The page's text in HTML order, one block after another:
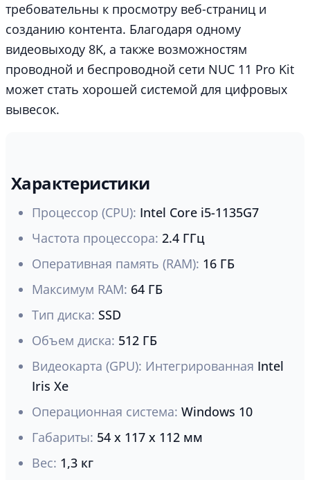
требовательны к просмотру веб-страниц и
созданию контента. Благодаря одному
видеовыходу 8K, а также возможностям
проводной и беспроводной сети NUC 11 Pro Kit
может стать хорошей системой для цифровых
вывесок.
Характеристики
Процессор (CPU): Intel Core i5-1135G7
Частота процессора: 2.4 ГГц
Оперативная память (RAM): 16 ГБ
Максимум RAM: 64 ГБ
Тип диска: SSD
Объем диска: 512 ГБ
Видеокарта (GPU): Интегрированная Intel
Iris Xe
Операционная система: Windows 10
Габариты: 54 x 117 x 112 мм
Вес: 1,3 кг